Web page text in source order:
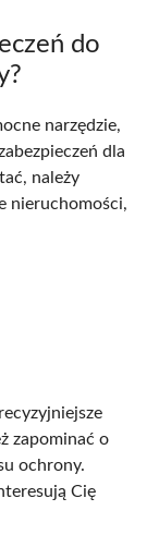
do
narzędzie,
dla
należy
nieruchomości,
zapominać o
ochrony.
Cię